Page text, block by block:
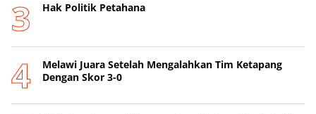
Hak Politik Petahana
Melawi Juara Setelah Mengalahkan Tim Ketapang
Dengan Skor 3-0